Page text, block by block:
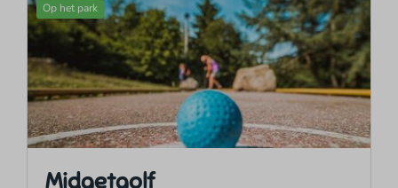
Op het park
Midgetgolf